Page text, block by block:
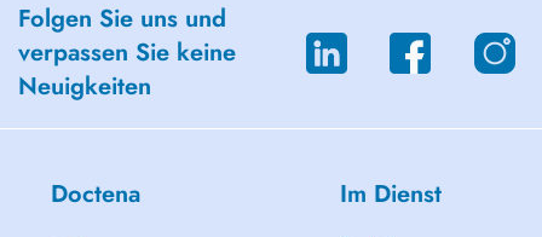
Folgen Sie uns und
verpassen Sie keine
Neuigkeiten
Doctena Im Dienst